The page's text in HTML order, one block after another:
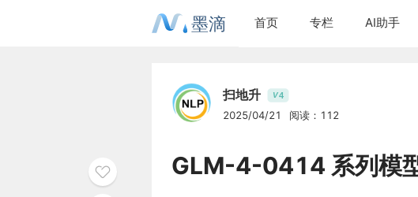
墨滴 首页 专栏 AI助手
扫地升 V4
2025/04/21 阅读：112
GLM-4-0414 系列模